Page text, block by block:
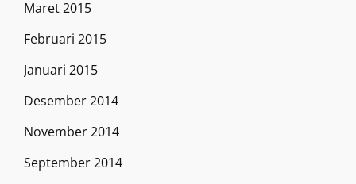
Maret 2015
Februari 2015
Januari 2015
Desember 2014
November 2014
September 2014